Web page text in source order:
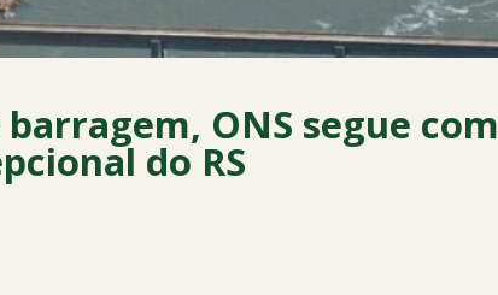
ONS segue com
do RS